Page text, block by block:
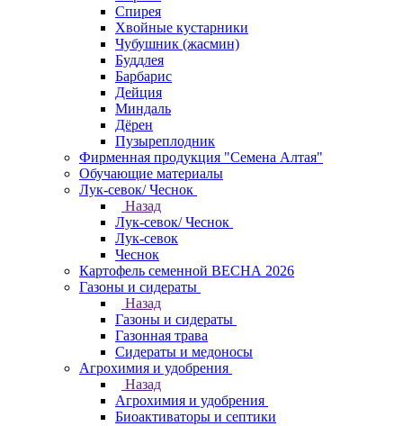
Спирея
Хвойные кустарники
Чубушник (жасмин)
Буддлея
Барбарис
Дейция
Миндаль
Дёрен
Пузыреплодник
Фирменная продукция "Семена Алтая"
Обучающие материалы
Лук-севок/ Чеснок
Назад
Лук-севок/ Чеснок
Лук-севок
Чеснок
Картофель семенной ВЕСНА 2026
Газоны и сидераты
Назад
Газоны и сидераты
Газонная трава
Сидераты и медоносы
Агрохимия и удобрения
Назад
Агрохимия и удобрения
Биоактиваторы и септики